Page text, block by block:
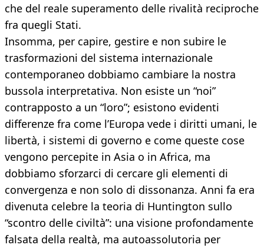
che del reale superamento delle rivalità reciproche
fra quegli Stati.
Insomma, per capire, gestire e non subire le
trasformazioni del sistema internazionale
contemporaneo dobbiamo cambiare la nostra
bussola interpretativa. Non esiste un “noi”
contrapposto a un “loro”; esistono evidenti
differenze fra come l’Europa vede i diritti umani, le
libertà, i sistemi di governo e come queste cose
vengono percepite in Asia o in Africa, ma
dobbiamo sforzarci di cercare gli elementi di
convergenza e non solo di dissonanza. Anni fa era
divenuta celebre la teoria di Huntington sullo
“scontro delle civiltà”: una visione profondamente
falsata della realtà, ma autoassolutoria per